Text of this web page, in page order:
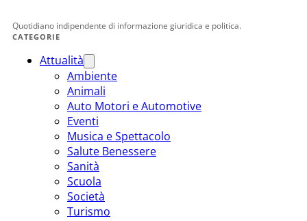
Quotidiano indipendente di informazione giuridica e politica.
CATEGORIE
Attualità
Ambiente
Animali
Auto Motori e Automotive
Eventi
Musica e Spettacolo
Salute Benessere
Sanità
Scuola
Società
Turismo